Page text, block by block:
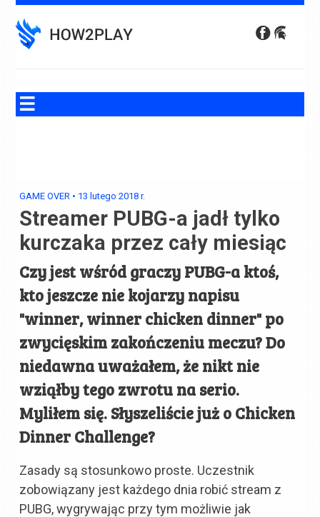
to
content
GAME OVER • 13 lutego 2018 r.
Streamer PUBG-a jadł tylko
kurczaka przez cały miesiąc
Czy jest wśród graczy PUBG-a ktoś,
kto jeszcze nie kojarzy napisu
"winner, winner chicken dinner" po
zwycięskim zakończeniu meczu? Do
niedawna uważałem, że nikt nie
wziąłby tego zwrotu na serio.
Myliłem się. Słyszeliście już o Chicken
Dinner Challenge?
Zasady są stosunkowo proste. Uczestnik
zobowiązany jest każdego dnia robić stream z
PUBG, wygrywając przy tym możliwie jak